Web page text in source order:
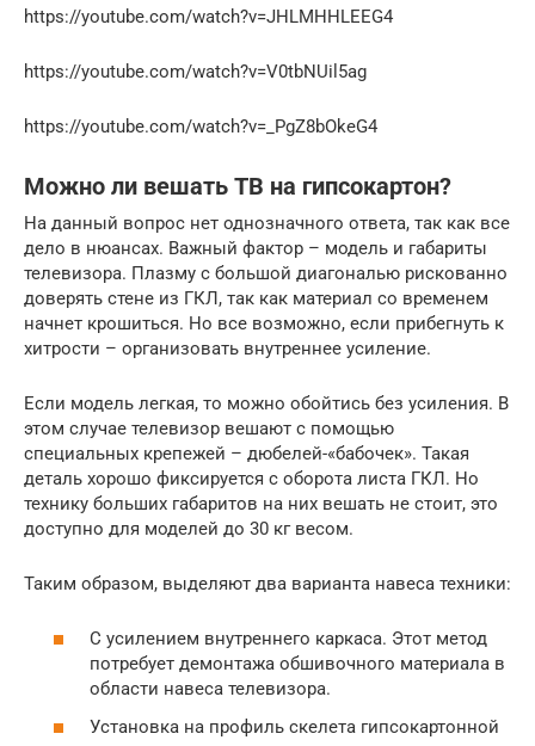
https://youtube.com/watch?v=JHLMHHLEEG4
https://youtube.com/watch?v=V0tbNUil5ag
https://youtube.com/watch?v=_PgZ8bOkeG4
Можно ли вешать ТВ на гипсокартон?
На данный вопрос нет однозначного ответа, так как все
дело в нюансах. Важный фактор – модель и габариты
телевизора. Плазму с большой диагональю рискованно
доверять стене из ГКЛ, так как материал со временем
начнет крошиться. Но все возможно, если прибегнуть к
хитрости – организовать внутреннее усиление.
Если модель легкая, то можно обойтись без усиления. В
этом случае телевизор вешают с помощью
специальных крепежей – дюбелей-«бабочек». Такая
деталь хорошо фиксируется с оборота листа ГКЛ. Но
технику больших габаритов на них вешать не стоит, это
доступно для моделей до 30 кг весом.
Таким образом, выделяют два варианта навеса техники:
С усилением внутреннего каркаса. Этот метод
потребует демонтажа обшивочного материала в
области навеса телевизора.
Установка на профиль скелета гипсокартонной